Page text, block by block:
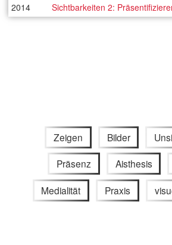
2014 Sichtbarkeiten 2:
Zeigen Bilder
Präsenz Aisthesis
Medialität Praxis